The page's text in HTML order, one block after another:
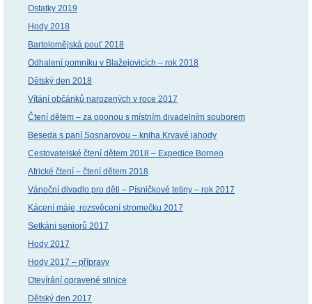
Ostatky 2019
Hody 2018
Bartolomějská pouť 2018
Odhalení pomníku v Blažejovicích – rok 2018
Dětský den 2018
Vítání občánků narozených v roce 2017
Čtení dětem – za oponou s místním divadelním souborem
Beseda s paní Sosnarovou – kniha Krvavé jahody
Cestovatelské čtení dětem 2018 – Expedice Borneo
Africké čtení – čtení dětem 2018
Vánoční divadlo pro děti – Písničkové tetiny – rok 2017
Kácení máje, rozsvěcení stromečku 2017
Setkání seniorů 2017
Hody 2017
Hody 2017 – přípravy
Otevírání opravené silnice
Dětský den 2017